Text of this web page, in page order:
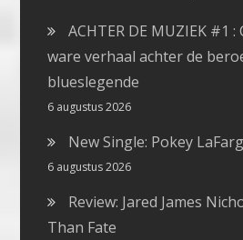
ACHTER DE MUZIEK #1
ware verhaal achter de
blueslegende
6 augustus 2026
New Single: Pokey
6 augustus 2026
Review: Jared James
Than Fate